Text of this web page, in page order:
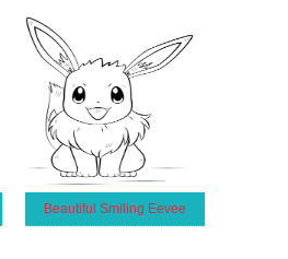
Beautiful Smiling Eevee